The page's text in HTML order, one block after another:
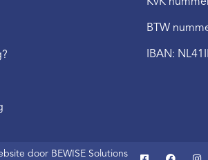
BTW
IBAN:
door BEWISE Solutions